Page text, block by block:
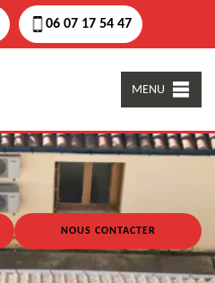
06 07 17 54 47
MENU
NOUS CONTACTER